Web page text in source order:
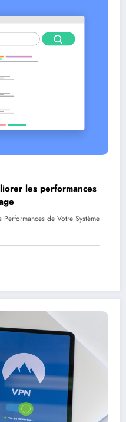
les performances
de Votre Système